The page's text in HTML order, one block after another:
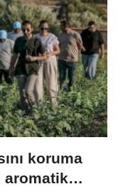
koruma
aromatik